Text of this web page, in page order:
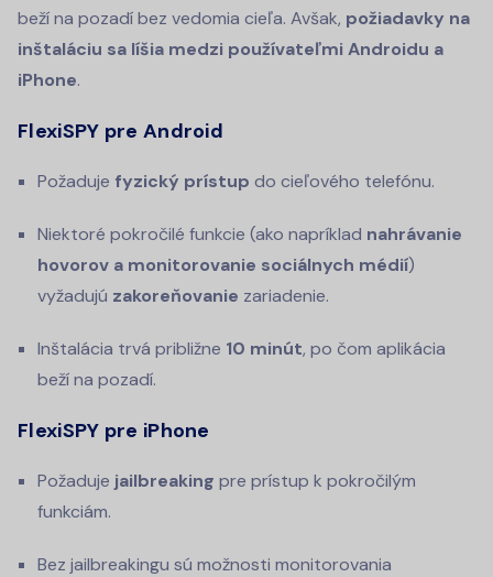
beží na pozadí bez vedomia cieľa. Avšak, požiadavky na
inštaláciu sa líšia medzi používateľmi Androidu a
iPhone.
FlexiSPY pre Android
Požaduje fyzický prístup do cieľového telefónu.
Niektoré pokročilé funkcie (ako napríklad nahrávanie
hovorov a monitorovanie sociálnych médií)
vyžadujú zakoreňovanie zariadenie.
Inštalácia trvá približne 10 minút, po čom aplikácia
beží na pozadí.
FlexiSPY pre iPhone
Požaduje jailbreaking pre prístup k pokročilým
funkciám.
Bez jailbreakingu sú možnosti monitorovania